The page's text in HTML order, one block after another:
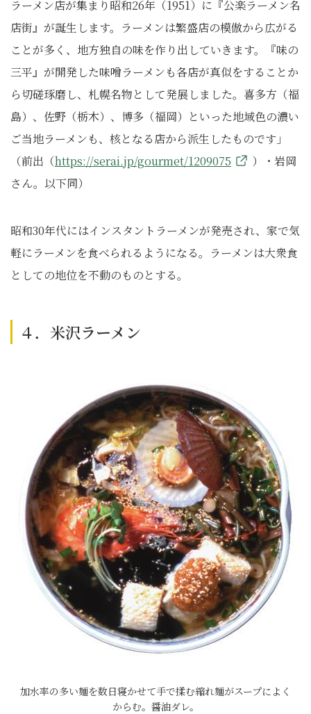
ラーメン店が集まり昭和26年（1951）に『公楽ラーメン名
店街』が誕生します。ラーメンは繁盛店の模倣から広がる
ことが多く、地方独自の味を作り出していきます。『味の
三平』が開発した味噌ラーメンも各店が真似をすることか
ら切磋琢磨し、札幌名物として発展しました。喜多方（福
島）、佐野（栃木）、博多（福岡）といった地域色の濃い
ご当地ラーメンも、核となる店から派生したものです」
（前出（https://serai.jp/gourmet/1209075
）・岩岡
さん。以下同）
昭和30年代にはインスタントラーメンが発売され、家で気
軽にラーメンを食べられるようになる。ラーメンは大衆食
としての地位を不動のものとする。
４．米沢ラーメン
加水率の多い麺を数日寝かせて手で揉む縮れ麺がスープによく
からむ。醤油ダレ。